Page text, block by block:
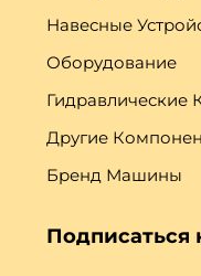
Навесные
Оборудование
Гидравлические
Другие
Бренд Машины
Подписаться